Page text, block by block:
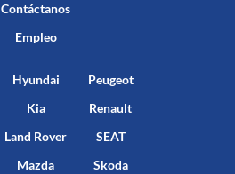
Contáctanos
Empleo
Hyundai
Kia
Land Rover
Mazda
Peugeot
Renault
SEAT
Skoda